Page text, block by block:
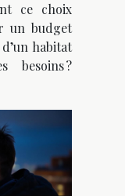
ce choix
un budget
habitat
besoins ?